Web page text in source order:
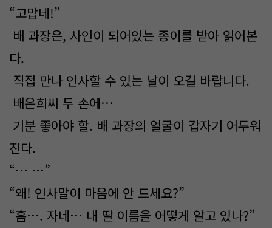
“고맙네!”
배 과장은, 사인이 되어있는 종이를 받아 읽어본
다.
직접 만나 인사할 수 있는 날이 오길 바랍니다.
배은희씨 두 손에…
기분 좋아야 할. 배 과장의 얼굴이 갑자기 어두워
진다.
“… …”
“왜! 인사말이 마음에 안 드세요?”
“흠…. 자네… 내 딸 이름을 어떻게 알고 있나?”